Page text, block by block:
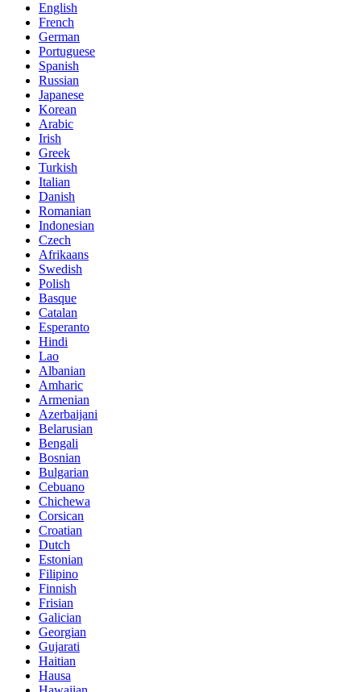
English
French
German
Portuguese
Spanish
Russian
Japanese
Korean
Arabic
Irish
Greek
Turkish
Italian
Danish
Romanian
Indonesian
Czech
Afrikaans
Swedish
Polish
Basque
Catalan
Esperanto
Hindi
Lao
Albanian
Amharic
Armenian
Azerbaijani
Belarusian
Bengali
Bosnian
Bulgarian
Cebuano
Chichewa
Corsican
Croatian
Dutch
Estonian
Filipino
Finnish
Frisian
Galician
Georgian
Gujarati
Haitian
Hausa